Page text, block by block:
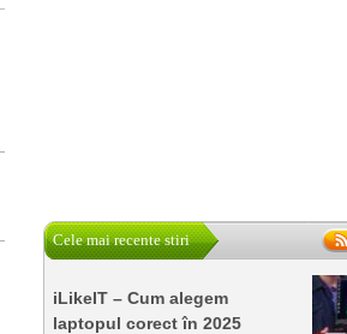
Cele mai recente stiri
iLikeIT – Cum alegem
laptopul corect în 2025